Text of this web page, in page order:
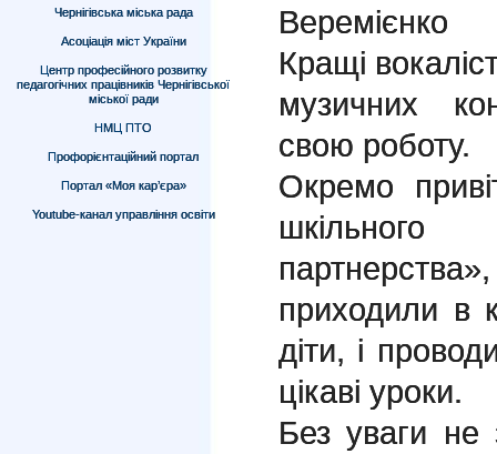
Чернігівська міська рада
Асоціація міст України
Центр професійного розвитку
педагогічних працівників Чернігівської
міської ради
НМЦ ПТО
Профорієнтаційний портал
Портал «Моя кар’єра»
Youtube-канал управління освіти
Веремієнко
Кращі
музичних
свою роботу.
Окремо
шкільного
приходили в
діти, і
цікаві уроки.
Без уваги не